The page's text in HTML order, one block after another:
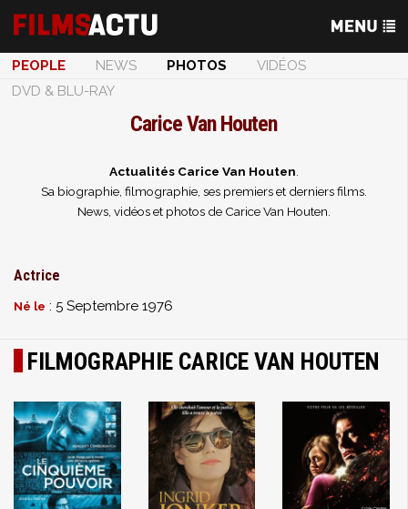
PEOPLE NEWS PHOTOS
VIDÉOS
DVD & BLU-RAY
Carice Van Houten
Actualités Carice Van Houten
Sa biographie, filmographie, ses premiers et derniers films.
News, vidéos et photos de Carice Van Houten.
Actrice
Né le : 5 Septembre 1976
FILMOGRAPHIE CARICE VAN HOUTEN